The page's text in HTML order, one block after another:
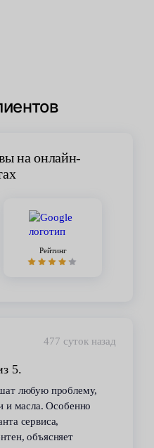
на онлайн-
Рейтинг
477 суток назад
5.
любую проблему,
и масла. Особенно
сервиса,
объясняет